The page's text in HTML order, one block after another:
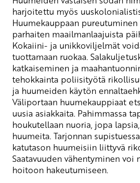
harjoitettu myös
Huumekauppaan
parhaiten maailmanlaajuista
Kokaiini- ja unikkoviljelmät
tuottamaan ruokaa.
katkaiseminen ja
tehokkainta poliisityötä
ja huumeiden käytön
Väliportaan huumekauppiaat
uusia asiakkaita. Pahimmassa
houkutellaan nuoria, jopa
huumeita. Tarjonnan
katutason huumeisiin liittyvä
Saatavuuden vähentyminen voi
hoitoon hakeutumiseen.